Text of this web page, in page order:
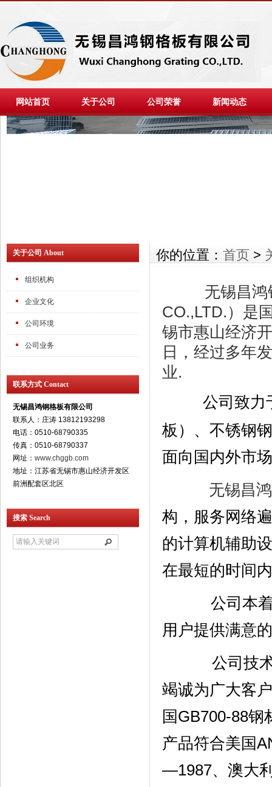
网站首页 关于公司 公司荣誉 新闻动态
关于公司 About
组织机构
企业文化
公司环境
公司业务
联系方式 Contact
无锡昌鸿钢格板有限公司
联系人：庄涛 13812193298
电话：0510-68790335
传真：0510-68790337
网址： www.chggb.com
地址：江苏省无锡市惠山经济开发区
前洲配套区北区
搜索 Search
你的位置： 首页 >
无锡昌鸿钢
CO.,LTD.）是
锡市惠山经济
日 ，经过多年
业.
公司致力
板）、不锈钢
面向国内外市
无锡昌
构，服务网络
的计算机辅助
在最短的时间
公司本着技
用户提供满意
公司技
竭诚为广大客
国GB700-88钢
产品符合美国
—1987、澳大